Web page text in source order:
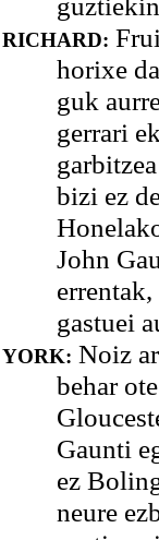
RICHARD:
horixe
guk
gerrari
bizi ez
John
gastuei
YORK: Noiz
behar
Gaunti
ez
neure